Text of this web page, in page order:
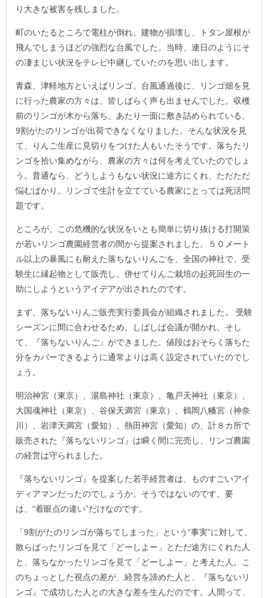
り大きな被害を残しました。
町のいたるところで電柱が倒れ、建物が損壊し、トタン屋根が
飛んでしまうほどの強烈な台風でした。当時、連日のようにそ
の凄まじい状況をテレビ中継していたのを思い出します。
青森、津軽地方といえばリンゴ。台風通過後に、リンゴ畑を見
に行った農家の方々は、皆しばらく声も出ませんでした。収穫
前のリンゴが木から落ち、あたり一面に敷き詰められている。
9割がたのリンゴが出荷できなくなりました。そんな状況を見
て、りんご生産に見切りをつけた人もいたそうです。落ちたリ
ンゴを拾い集めながら、農家の方々は何を考えていたのでしょ
う。普通なら、どうしようもない状況に途方にくれ、ただただ
悩むばかり。リンゴで生計を立てている農家にとっては死活問
題です。
ところが、この危機的な状況をいとも簡単に切り抜ける打開策
が若いリンゴ農園経営者の間から提案されました。５０メート
ル以上の暴風にも耐えた落ちないりんごを、全国の神社で、受
験生に縁起物として販売し、併せてりんご栽培の起死回生の一
助にしようというアイデアが出されたのです。
まず、落ちないりんご販売実行委員会が組織されました。 受験
シーズンに間に合わせるため、しばしば会議が開かれ、そし
て、『落ちないりんご』ができました。値段はおそらく落ちた
分をカバーできるように通常よりは高く設定されていたのでし
ょう。
明治神宮（東京）、湯島神社（東京）、亀戸天神社（東京）、
大国魂神社（東京）、谷保天満宮（東京）、鶴岡八幡宮（神奈
川）、岩津天満宮（愛知）、熱田神宮（愛知）の、計８カ所で
販売された『落ちないリンゴ』は瞬く間に完売し、リンゴ農園
の経営は守られました。
『落ちないリンゴ』を提案した若手経営者は、ものすごいアイ
ディアマンだったのでしょうか。そうではないのです。要
は、“着眼点の違い”だけなのです。
「9割がたのリンゴが落ちてしまった」という“事実”に対して、
散らばったリンゴを見て「どーしよー」とただ途方にくれた人
と、落ちなかったリンゴを見て「どーしよー」と考えた人。こ
のちょっとした視点の差が、経営を諦めた人と、『落ちないリ
ンゴ』で成功した人との大きな差を生んだのです。人間って、